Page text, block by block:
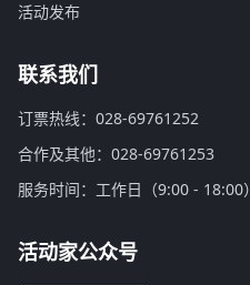
活动发布
联系我们
订票热线：028-69761252
合作及其他：028-69761253
服务时间：工作日（9:00 - 18:00）
活动家公众号